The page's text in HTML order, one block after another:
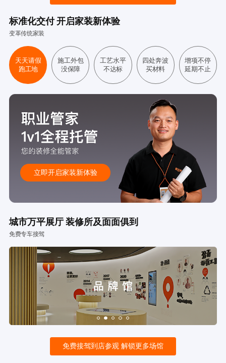
标准化交付 开启家装新体验
变革传统家装
天天请假
跑工地
施工外包
没保障
工艺水平
不达标
四处奔波
买材料
增项不停
延期不止
立即开启家装新体验
城市万平展厅 装修所及面面俱到
免费专车接驾
免费接驾到店参观 解锁更多场馆